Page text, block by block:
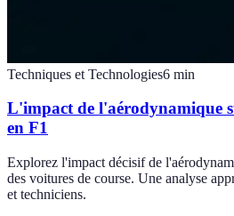
Techniques et Technologies6 min
L'impact de l'aérodynamique
en F1
Explorez l'impact décisif de
des voitures de course. Une analyse
et techniciens.